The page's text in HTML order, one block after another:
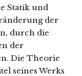
Statik und
der
durch die
der
Die Theorie
seines Werks